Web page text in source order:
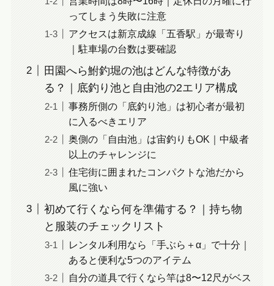
ってしまう失敗に注意
アクセスは新京成線「五香駅」が最寄り
｜駐車場の台数は要確認
田園へら鮒釣堀の池はどんな特徴があ
る？｜底釣り池と自由池の2エリア構成
事務所側の「底釣り池」は初心者が最初
に入るべきエリア
奥側の「自由池」は宙釣りもOK｜中級者
以上のチャレンジに
住宅街に囲まれたコンパクトな池だから
風に強い
初めて行くなら何を準備する？｜持ち物
と服装のチェックリスト
レンタル利用なら「手ぶら＋α」で十分｜
あると便利な5つのアイテム
自分の道具で行くなら竿は8〜12尺がベス